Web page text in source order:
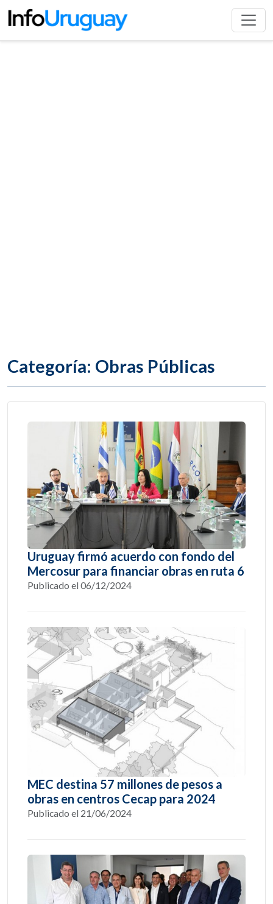
Categoría: Obras Públicas
Uruguay firmó acuerdo con fondo del
Mercosur para financiar obras en ruta 6
Publicado el 06/12/2024
MEC destina 57 millones de pesos a
obras en centros Cecap para 2024
Publicado el 21/06/2024